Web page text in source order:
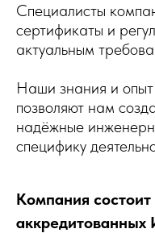
Специалисты
сертификаты и
актуальным
Наши знания и
позволяют нам
надёжные
специфику
Компания состоит
аккредитованных